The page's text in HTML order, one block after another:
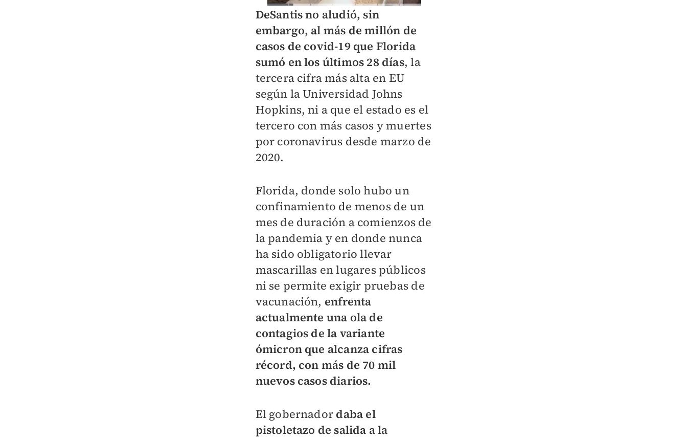
DeSantis no aludió, sin
embargo, al más de millón de
casos de covid-19 que Florida
sumó en los últimos 28 días, la
tercera cifra más alta en EU
según la Universidad Johns
Hopkins, ni a que el estado es el
tercero con más casos y muertes
por coronavirus desde marzo de
2020.
Florida, donde solo hubo un
confinamiento de menos de un
mes de duración a comienzos de
la pandemia y en donde nunca
ha sido obligatorio llevar
mascarillas en lugares públicos
ni se permite exigir pruebas de
vacunación, enfrenta
actualmente una ola de
contagios de la variante
ómicron que alcanza cifras
récord, con más de 70 mil
nuevos casos diarios.
El gobernador daba el
pistoletazo de salida a la